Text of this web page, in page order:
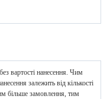
вартості нанесення. Чим
залежить від кількості
більше замовлення, тим